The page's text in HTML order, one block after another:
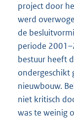
project door
werd
de
periode
bestuur heeft
ondergeschikt
nieuwbouw.
niet kritisch
was te weinig